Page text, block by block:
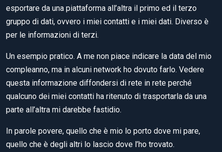
esportare da una piattaforma all’altra il primo ed il terzo
gruppo di dati, ovvero i miei contatti e i miei dati. Diverso è
per le informazioni di terzi.
Un esempio pratico. A me non piace indicare la data del mio
compleanno, ma in alcuni network ho dovuto farlo. Vedere
questa informazione diffondersi di rete in rete perché
qualcuno dei miei contatti ha ritenuto di trasportarla da una
parte all’altra mi darebbe fastidio.
In parole povere, quello che è mio lo porto dove mi pare,
quello che è degli altri lo lascio dove l’ho trovato.